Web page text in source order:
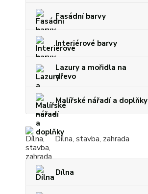
Fasádní barvy
Interiérové barvy
Lazury a mořidla na
dřevo
Malířské nářadí a doplňky
Dílna, stavba, zahrada
Dílna